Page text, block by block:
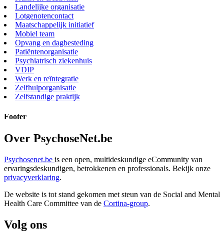
Landelijke organisatie
Lotgenotencontact
Maatschappelijk initiatief
Mobiel team
Opvang en dagbesteding
Patiëntenorganisatie
Psychiatrisch ziekenhuis
VDIP
Werk en reïntegratie
Zelfhulporganisatie
Zelfstandige praktijk
Footer
Over PsychoseNet.be
Psychosenet.be is een open, multideskundige eCommunity van
ervaringsdeskundigen, betrokkenen en professionals. Bekijk onze
privacyverklaring.
De website is tot stand gekomen met steun van de Social and Mental
Health Care Committee van de Cortina-group.
Volg ons